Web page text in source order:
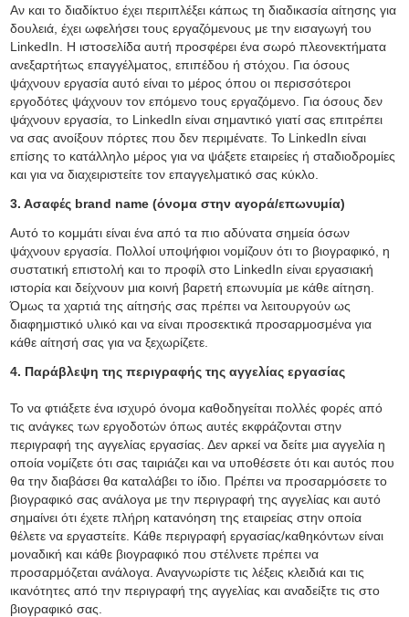
Αν και το διαδίκτυο έχει περιπλέξει κάπως τη διαδικασία αίτησης για
δουλειά, έχει ωφελήσει τους εργαζόμενους με την εισαγωγή του
LinkedIn. Η ιστοσελίδα αυτή προσφέρει ένα σωρό πλεονεκτήματα
ανεξαρτήτως επαγγέλματος, επιπέδου ή στόχου. Για όσους
ψάχνουν εργασία αυτό είναι το μέρος όπου οι περισσότεροι
εργοδότες ψάχνουν τον επόμενο τους εργαζόμενο. Για όσους δεν
ψάχνουν εργασία, το LinkedIn είναι σημαντικό γιατί σας επιτρέπει
να σας ανοίξουν πόρτες που δεν περιμένατε. Το LinkedIn είναι
επίσης το κατάλληλο μέρος για να ψάξετε εταιρείες ή σταδιοδρομίες
και για να διαχειριστείτε τον επαγγελματικό σας κύκλο.
3. Ασαφές brand name (όνομα στην αγορά/επωνυμία)
Αυτό το κομμάτι είναι ένα από τα πιο αδύνατα σημεία όσων
ψάχνουν εργασία. Πολλοί υποψήφιοι νομίζουν ότι το βιογραφικό, η
συστατική επιστολή και το προφίλ στο LinkedIn είναι εργασιακή
ιστορία και δείχνουν μια κοινή βαρετή επωνυμία με κάθε αίτηση.
Όμως τα χαρτιά της αίτησής σας πρέπει να λειτουργούν ως
διαφημιστικό υλικό και να είναι προσεκτικά προσαρμοσμένα για
κάθε αίτησή σας για να ξεχωρίζετε.
4. Παράβλεψη της περιγραφής της αγγελίας εργασίας
Το να φτιάξετε ένα ισχυρό όνομα καθοδηγείται πολλές φορές από
τις ανάγκες των εργοδοτών όπως αυτές εκφράζονται στην
περιγραφή της αγγελίας εργασίας. Δεν αρκεί να δείτε μια αγγελία η
οποία νομίζετε ότι σας ταιριάζει και να υποθέσετε ότι και αυτός που
θα την διαβάσει θα καταλάβει το ίδιο. Πρέπει να προσαρμόσετε το
βιογραφικό σας ανάλογα με την περιγραφή της αγγελίας και αυτό
σημαίνει ότι έχετε πλήρη κατανόηση της εταιρείας στην οποία
θέλετε να εργαστείτε. Κάθε περιγραφή εργασίας/καθηκόντων είναι
μοναδική και κάθε βιογραφικό που στέλνετε πρέπει να
προσαρμόζεται ανάλογα. Αναγνωρίστε τις λέξεις κλειδιά και τις
ικανότητες από την περιγραφή της αγγελίας και αναδείξτε τις στο
βιογραφικό σας.